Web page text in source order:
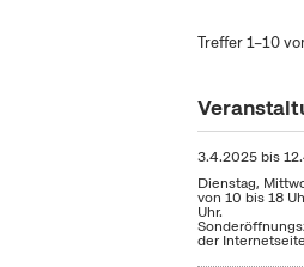
Treffer 1–10
3.4.2025 bis
Dienstag,
von 10 bis 18
Uhr.
der